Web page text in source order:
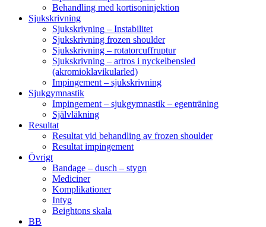
Behandling med kortisoninjektion
Sjukskrivning
Sjukskrivning – Instabilitet
Sjukskrivning frozen shoulder
Sjukskrivning – rotatorcuffruptur
Sjukskrivning – artros i nyckelbensled
(akromioklavikularled)
Impingement – sjukskrivning
Sjukgymnastik
Impingement – sjukgymnastik – egenträning
Självläkning
Resultat
Resultat vid behandling av frozen shoulder
Resultat impingement
Övrigt
Bandage – dusch – stygn
Mediciner
Komplikationer
Intyg
Beightons skala
BB